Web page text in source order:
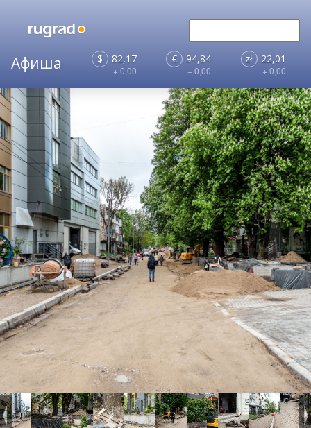
$ 82,17
+ 0,00
€ 94,84
+ 0,00
zł 22,01
+ 0,00